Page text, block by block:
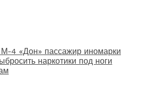
4 «Дон» пассажир иномарки
наркотики под ноги